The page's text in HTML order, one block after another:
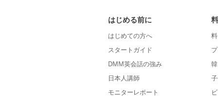
はじめる前に
はじめての方へ
スタートガイド
DMM英会話の強み
日本人講師
モニターレポート